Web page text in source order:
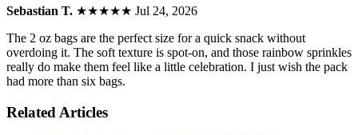
Sebastian T. ★★★★★ Jul 24, 2026
The 2 oz bags are the perfect size for a quick snack without
overdoing it. The soft texture is spot-on, and those rainbow sprinkles
really do make them feel like a little celebration. I just wish the pack
had more than six bags.
Related Articles